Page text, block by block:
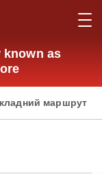
known as
маршрут